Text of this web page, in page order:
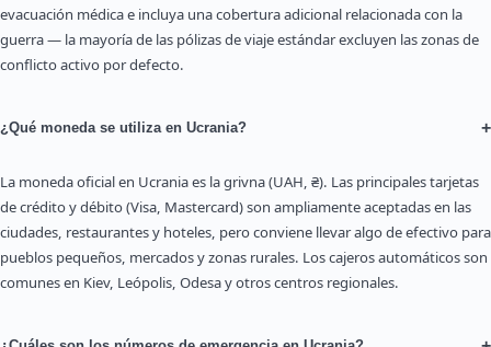
evacuación médica e incluya una cobertura adicional relacionada con la
guerra — la mayoría de las pólizas de viaje estándar excluyen las zonas de
conflicto activo por defecto.
¿Qué moneda se utiliza en Ucrania? +
La moneda oficial en Ucrania es la grivna (UAH, ₴). Las principales tarjetas
de crédito y débito (Visa, Mastercard) son ampliamente aceptadas en las
ciudades, restaurantes y hoteles, pero conviene llevar algo de efectivo para
pueblos pequeños, mercados y zonas rurales. Los cajeros automáticos son
comunes en Kiev, Leópolis, Odesa y otros centros regionales.